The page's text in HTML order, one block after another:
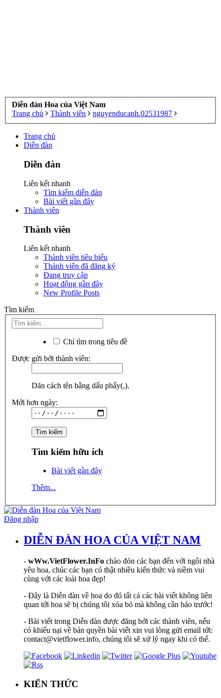
Diễn đàn Hoa của Việt Nam
Trang chủ
Thành viên nguyenducanh.02531987
Trang chủ
Diễn đàn
Diễn đàn
Liên kết nhanh
Tìm kiếm diễn đàn
Bài viết gần đây
Thành viên
Thành viên
Liên kết nhanh
Thành viên tiêu biểu
Thành viên đã đăng ký
Đang truy cập
Hoạt động gần đây
New Profile Posts
Tìm kiếm
Chỉ tìm trong tiêu đề
Được gửi bởi thành viên:
Dãn cách tên bằng dấu phẩy(,).
Mới hơn ngày:
Tìm kiếm hữu ích
Bài viết gần đây
Thêm...
Đăng nhập
DIỄN ĐÀN HOA CỦA VIỆT NAM
- wWw.VietFlower.InFo chào đón các bạn đến với ngôi nhà
yêu hoa, chúc các bạn có thật nhiều kiến thức và niềm vui
cùng với các loài hoa đẹp!
- Đây là Diễn đàn về hoa do đó tất cả các bài viết không liên
quan tới hoa sẽ bị chúng tôi xóa bỏ mà không cần báo trước!
- Bài viết trong Diễn đàn được đăng bởi các thành viên, nếu
có khiếu nại về bản quyền bài viết xin vui lòng gửi email tới:
contact@vietflower.info, chúng tôi sẽ xử lý ngay khi có thể.
KIẾN THỨC